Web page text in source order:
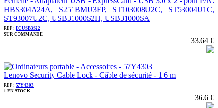
HBS304A24A, S251BMU3FP, ST103008U2C, ST53004U1C,
ST93007U2C, USB31000S2H, USB31000SA
REF : ECUSB3S22
SUR COMMANDE
33.64 €
Lenovo Security Cable Lock - Câble de sécurité - 1.6 m
REF : 57Y4303
1 EN STOCK
36.6 €